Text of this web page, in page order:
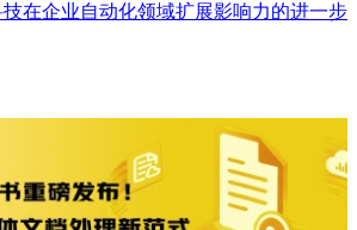
在企业自动化领域扩展影响力的进一步